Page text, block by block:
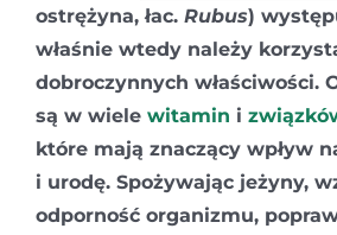
ostrężyna, łac. Rubus)
właśnie wtedy należy
dobroczynnych właściwości.
są w wiele witamin i
które mają znaczący wpływ
i urodę. Spożywając jeżyny,
odporność organizmu,